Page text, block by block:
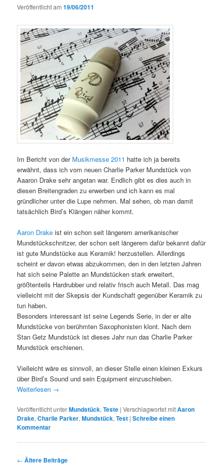
Veröffentlicht am19/06/2011
Im Bericht von der Musikmesse 2011 hatte ich ja bereits
erwähnt, dass ich vom neuen Charlie Parker Mundstück von
Aaaron Drake sehr angetan war. Endlich gibt es dies auch in
diesen Breitengraden zu erwerben und ich kann es mal
gründlicher unter die Lupe nehmen. Mal sehen, ob man damit
tatsächlich Bird’s Klängen näher kommt.
Aaron Drake ist ein schon seit längerem amerikanischer
Mundstückschnitzer, der schon seit längerem dafür bekannt dafür
ist gute Mundstücke aus Keramik! herzustellen. Allerdings
scheint er davon etwas abzukommen, den in den letzten Jahren
hat sich seine Palette an Mundstücken stark erweitert,
größtenteils Hardrubber und relativ frisch auch Metall. Das mag
vielleicht mit der Skepsis der Kundschaft gegenüber Keramik zu
tun haben.
Besonders interessant ist seine Legends Serie, in der er alte
Mundstücke von berühmten Saxophonisten klont. Nach dem
Stan Getz Mundstück ist dieses Jahr nun das Charlie Parker
Mundstück erschienen.
Vielleicht wäre es sinnvoll, an dieser Stelle einen kleinen Exkurs
über Bird’s Sound und sein Equipment einzuschieben.
Weiterlesen →
Veröffentlicht unterMundstück,Teste |Verschlagwortet mitAaron
Drake,Charlie Parker,Mundstück,Test |Schreibe einen
Kommentar
Beitragsnavigation
← Ältere Beiträge